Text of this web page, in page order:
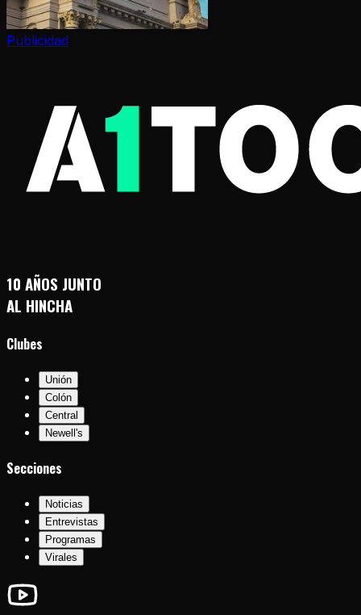
Publicidad
10 AÑOS JUNTO
AL HINCHA
Clubes
Unión
Colón
Central
Newell's
Secciones
Noticias
Entrevistas
Programas
Virales